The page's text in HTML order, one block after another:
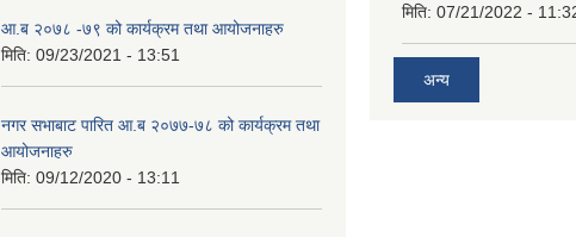
आ.ब २०७८ -७९ को कार्यक्रम तथा आयोजनाहरु
मिति: 09/23/2021 - 13:51
नगर सभाबाट पारित आ.ब २०७७-७८ को कार्यक्रम तथा
आयोजनाहरु
मिति: 09/12/2020 - 13:11
मिति: 07/21/2022 -
अन्य